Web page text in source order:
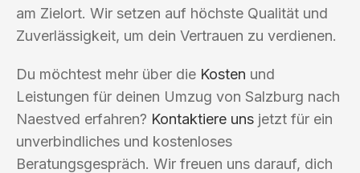
am Zielort. Wir setzen auf höchste Qualität und
Zuverlässigkeit, um dein Vertrauen zu verdienen.
Du möchtest mehr über die Kosten und
Leistungen für deinen Umzug von Salzburg nach
Naestved erfahren? Kontaktiere uns jetzt für ein
unverbindliches und kostenloses
Beratungsgespräch. Wir freuen uns darauf, dich